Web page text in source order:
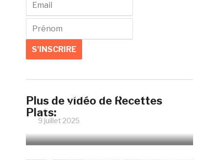
Plus de vidéo de Recettes
Plats:
Faire un œuf poché parfait
sans vinaigre
9 juillet 2025